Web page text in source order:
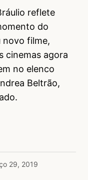
reflete
do
novo filme,
cinemas agora
no elenco
Beltrão,
29, 2019